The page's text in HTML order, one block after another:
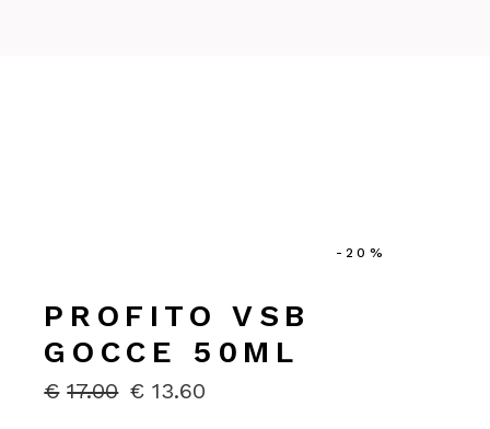
-20%
PROFITO VSB
GOCCE 50ML
€ 17.00
IL
€ 13.60
IL